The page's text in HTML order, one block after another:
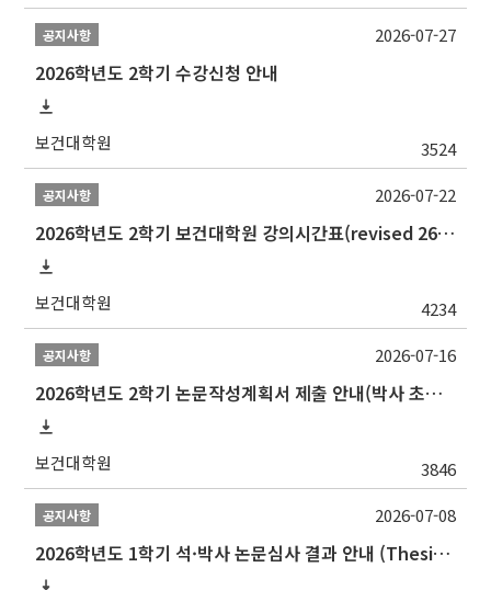
공지사항
2026학년도 2학기 수강신청 안내
보건대학원 3524
2026-07-27
공지사항
2026학년도 2학기 보건대학원 강의시간표(revised 260803)(2026 2nd SEMESTER SNU GSPH TIMETABLE)
보건대학원 4234
2026-07-22
공지사항
2026학년도 2학기 논문작성계획서 제출 안내(박사 초심 일정 포함)_Thesis Proposal
보건대학원 3846
2026-07-16
공지사항
2026학년도 1학기 석·박사 논문심사 결과 안내 (Thesis Defense Result)
2026-07-08